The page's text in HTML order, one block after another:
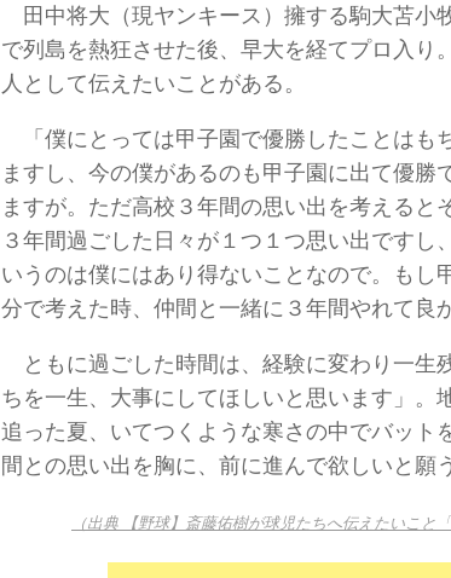
田中将大（現ヤンキース）擁する駒大苫小
で列島を熱狂させた後、早大を経てプロ入り
人として伝えたいことがある。
「僕にとっては甲子園で優勝したことはも
ますし、今の僕があるのも甲子園に出て優勝
ますが。ただ高校３年間の思い出を考えると
３年間過ごした日々が１つ１つ思い出ですし
いうのは僕にはあり得ないことなので。もし
分で考えた時、仲間と一緒に３年間やれて良
ともに過ごした時間は、経験に変わり一生
ちを一生、大事にしてほしいと思います」。
追った夏、いてつくような寒さの中でバット
間との思い出を胸に、前に進んで欲しいと願う
（出典 【野球】斎藤佑樹が球児たちへ伝えたいこ